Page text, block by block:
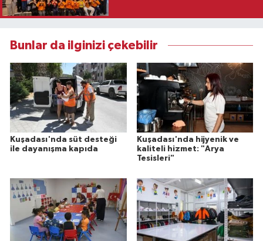
Bunlar da ilginizi çekebilir
Kuşadası'nda süt desteği
ile dayanışma kapıda
Kuşadası'nda hijyenik ve
kaliteli hizmet: "Arya
Tesisleri"